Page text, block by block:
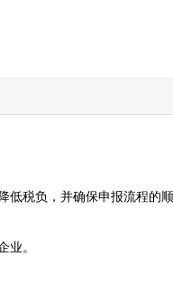
税负，并确保申报流程的
业。